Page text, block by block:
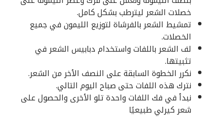
خصلات الشعر ليترطب بشكل كامل.
تمشيط الشعر بالفرشاة لتوزيع الليمون في جميع
الخصلات.
لف الشعر باللفات واستخدام دبابيس الشعر في
تثبيتها.
نكرر الخطوة السابقة على النصف الأخر من الشعر.
نترك هذه اللفات حتى صباح اليوم التالي.
نبدأ في فك اللفات واحدة تلو الأخرى والحصول على
شعر كيرلي طبيعيًا